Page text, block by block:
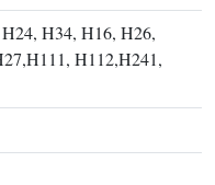
H34, H16, H26,
H112,H241,